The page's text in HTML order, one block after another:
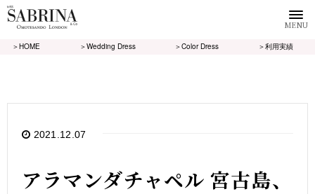
MENU
＞HOME ＞Wedding Dress ＞Color Dress ＞利用実績
2021.12.07
アラマンダチャペル 宮古島、